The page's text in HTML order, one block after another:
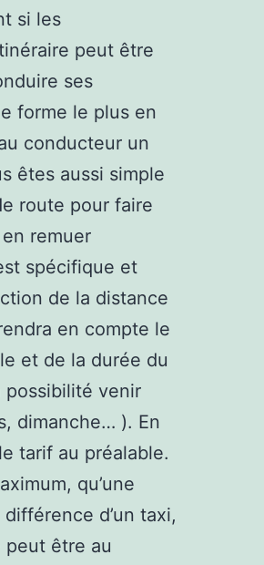
si les
peut être
ses
forme le plus en
conducteur un
êtes aussi simple
route pour faire
remuer
spécifique et
de la distance
en compte le
et de la durée du
possibilité venir
dimanche… ). En
tarif au préalable.
qu’une
d’un taxi,
peut être au